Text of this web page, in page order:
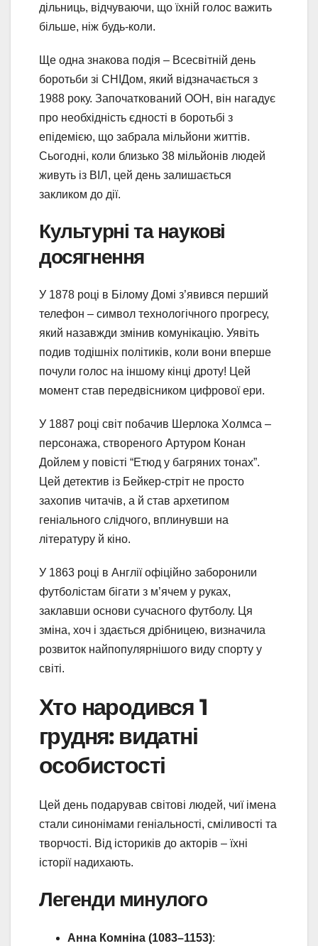
дільниць, відчуваючи, що їхній голос важить
більше, ніж будь-коли.
Ще одна знакова подія – Всесвітній день
боротьби зі СНІДом, який відзначається з
1988 року. Започаткований ООН, він нагадує
про необхідність єдності в боротьбі з
епідемією, що забрала мільйони життів.
Сьогодні, коли близько 38 мільйонів людей
живуть із ВІЛ, цей день залишається
закликом до дії.
Культурні та наукові
досягнення
У 1878 році в Білому Домі з’явився перший
телефон – символ технологічного прогресу,
який назавжди змінив комунікацію. Уявіть
подив тодішніх політиків, коли вони вперше
почули голос на іншому кінці дроту! Цей
момент став передвісником цифрової ери.
У 1887 році світ побачив Шерлока Холмса –
персонажа, створеного Артуром Конан
Дойлем у повісті “Етюд у багряних тонах”.
Цей детектив із Бейкер-стріт не просто
захопив читачів, а й став архетипом
геніального слідчого, вплинувши на
літературу й кіно.
У 1863 році в Англії офіційно заборонили
футболістам бігати з м’ячем у руках,
заклавши основи сучасного футболу. Ця
зміна, хоч і здається дрібницею, визначила
розвиток найпопулярнішого виду спорту у
світі.
Хто народився 1
грудня: видатні
особистості
Цей день подарував світові людей, чиї імена
стали синонімами геніальності, сміливості та
творчості. Від істориків до акторів – їхні
історії надихають.
Легенди минулого
Анна Комніна (1083–1153):